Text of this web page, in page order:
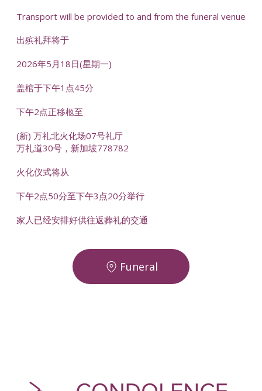
Transport will be provided to and from the funeral venue
出殡礼拜将于
2026年5月18日(星期一)
盖棺于下午1点45分
下午2点正移柩至
(新) 万礼北火化场07号礼厅
万礼道30号，新加坡778782
火化仪式将从
下午2点50分至下午3点20分举行
家人已经安排好供往返葬礼的交通
Funeral